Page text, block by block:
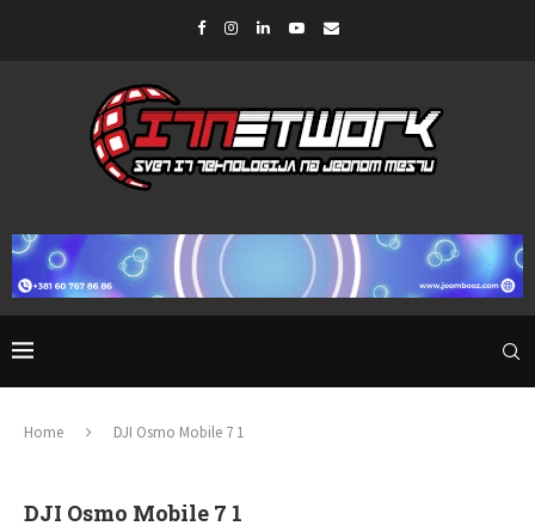
Home DJI Osmo Mobile 7 1
DJI Osmo Mobile 7 1